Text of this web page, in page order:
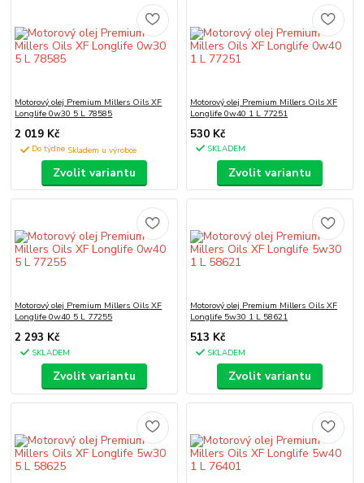
Motorový olej Premium Millers Oils XF
Longlife 0w30 5 L 78585
2 019 Kč
Do týdne
Zvolit variantu
Motorový olej Premium Millers Oils XF
Longlife 0w40 1 L 77251
530 Kč
SKLADEM
Zvolit variantu
Motorový olej Premium Millers Oils XF
Longlife 0w40 5 L 77255
2 293 Kč
SKLADEM
Zvolit variantu
Motorový olej Premium Millers Oils XF
Longlife 5w30 1 L 58621
513 Kč
SKLADEM
Zvolit variantu